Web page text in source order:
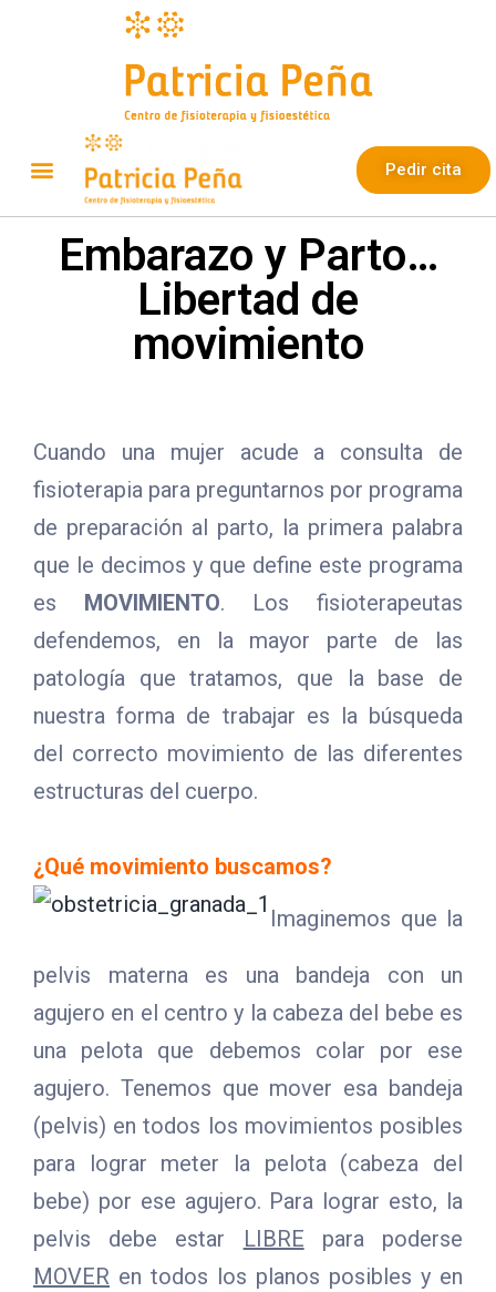
Pedir cita
Embarazo y Parto…
Libertad de
movimiento
Cuando una mujer acude a consulta de
fisioterapia para preguntarnos por programa
de preparación al parto, la primera palabra
que le decimos y que define este programa
es MOVIMIENTO. Los fisioterapeutas
defendemos, en la mayor parte de las
patología que tratamos, que la base de
nuestra forma de trabajar es la búsqueda
del correcto movimiento de las diferentes
estructuras del cuerpo.
¿Qué movimiento buscamos?
Imaginemos que la
pelvis materna es una bandeja con un
agujero en el centro y la cabeza del bebe es
una pelota que debemos colar por ese
agujero. Tenemos que mover esa bandeja
(pelvis) en todos los movimientos posibles
para lograr meter la pelota (cabeza del
bebe) por ese agujero. Para lograr esto, la
pelvis debe estar LIBRE para poderse
MOVER en todos los planos posibles y en